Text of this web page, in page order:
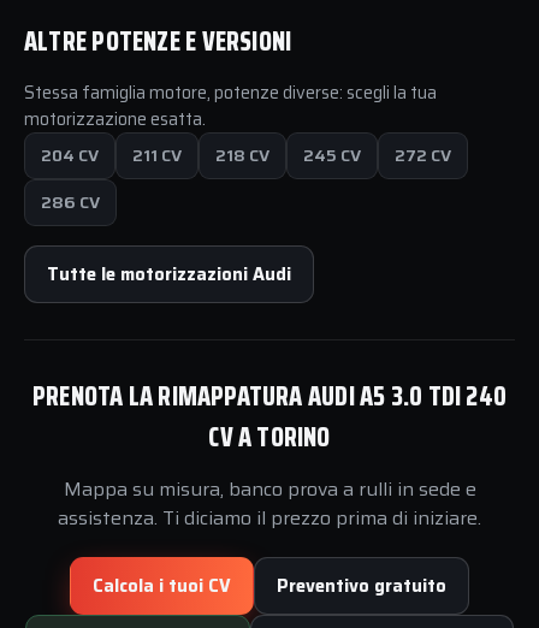
ALTRE POTENZE E VERSIONI
Stessa famiglia motore, potenze diverse: scegli la tua
motorizzazione esatta.
204 CV
211 CV 218 CV 245 CV
272 CV
286 CV
Tutte le motorizzazioni Audi
PRENOTA LA RIMAPPATURA AUDI A5 3.0 TDI 240
CV A TORINO
Mappa su misura, banco prova a rulli in sede e
assistenza. Ti diciamo il prezzo prima di iniziare.
Calcola i tuoi CV Preventivo gratuito